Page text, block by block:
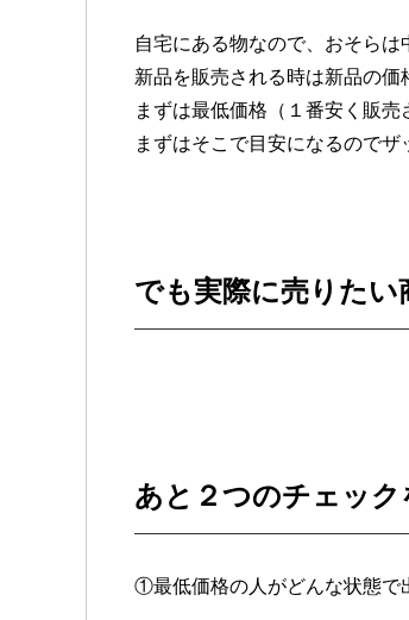
自宅にある物なので、おそらは
新品を販売される時は新品の価
まずは最低価格（１番安く販
まずはそこで目安になるので
でも実際に売りたい
あと２つのチェック
①最低価格の人がどんな状態で